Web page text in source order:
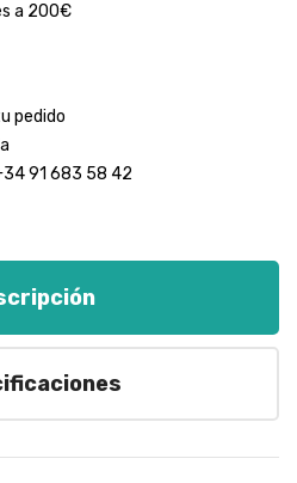
a 200€
pedido
91 683 58 42